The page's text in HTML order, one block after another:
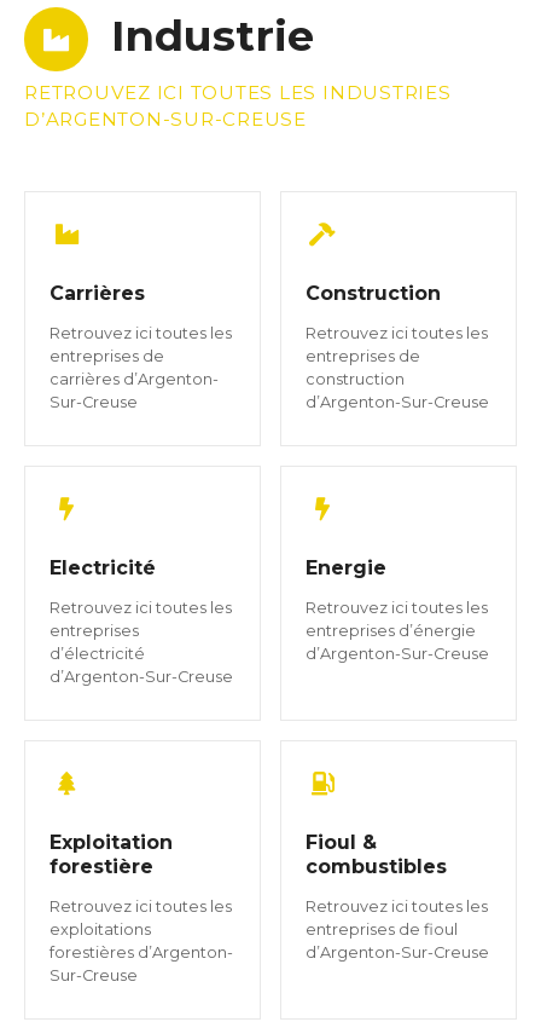
Industrie
RETROUVEZ ICI TOUTES LES INDUSTRIES
D’ARGENTON-SUR-CREUSE
Carrières
Retrouvez ici toutes les
entreprises de
carrières d’Argenton-
Sur-Creuse
Construction
Retrouvez ici toutes les
entreprises de
construction
d’Argenton-Sur-Creuse
Electricité
Retrouvez ici toutes les
entreprises
d’électricité
d’Argenton-Sur-Creuse
Energie
Retrouvez ici toutes les
entreprises d’énergie
d’Argenton-Sur-Creuse
Exploitation
forestière
Retrouvez ici toutes les
exploitations
forestières d’Argenton-
Sur-Creuse
Fioul &
combustibles
Retrouvez ici toutes les
entreprises de fioul
d’Argenton-Sur-Creuse